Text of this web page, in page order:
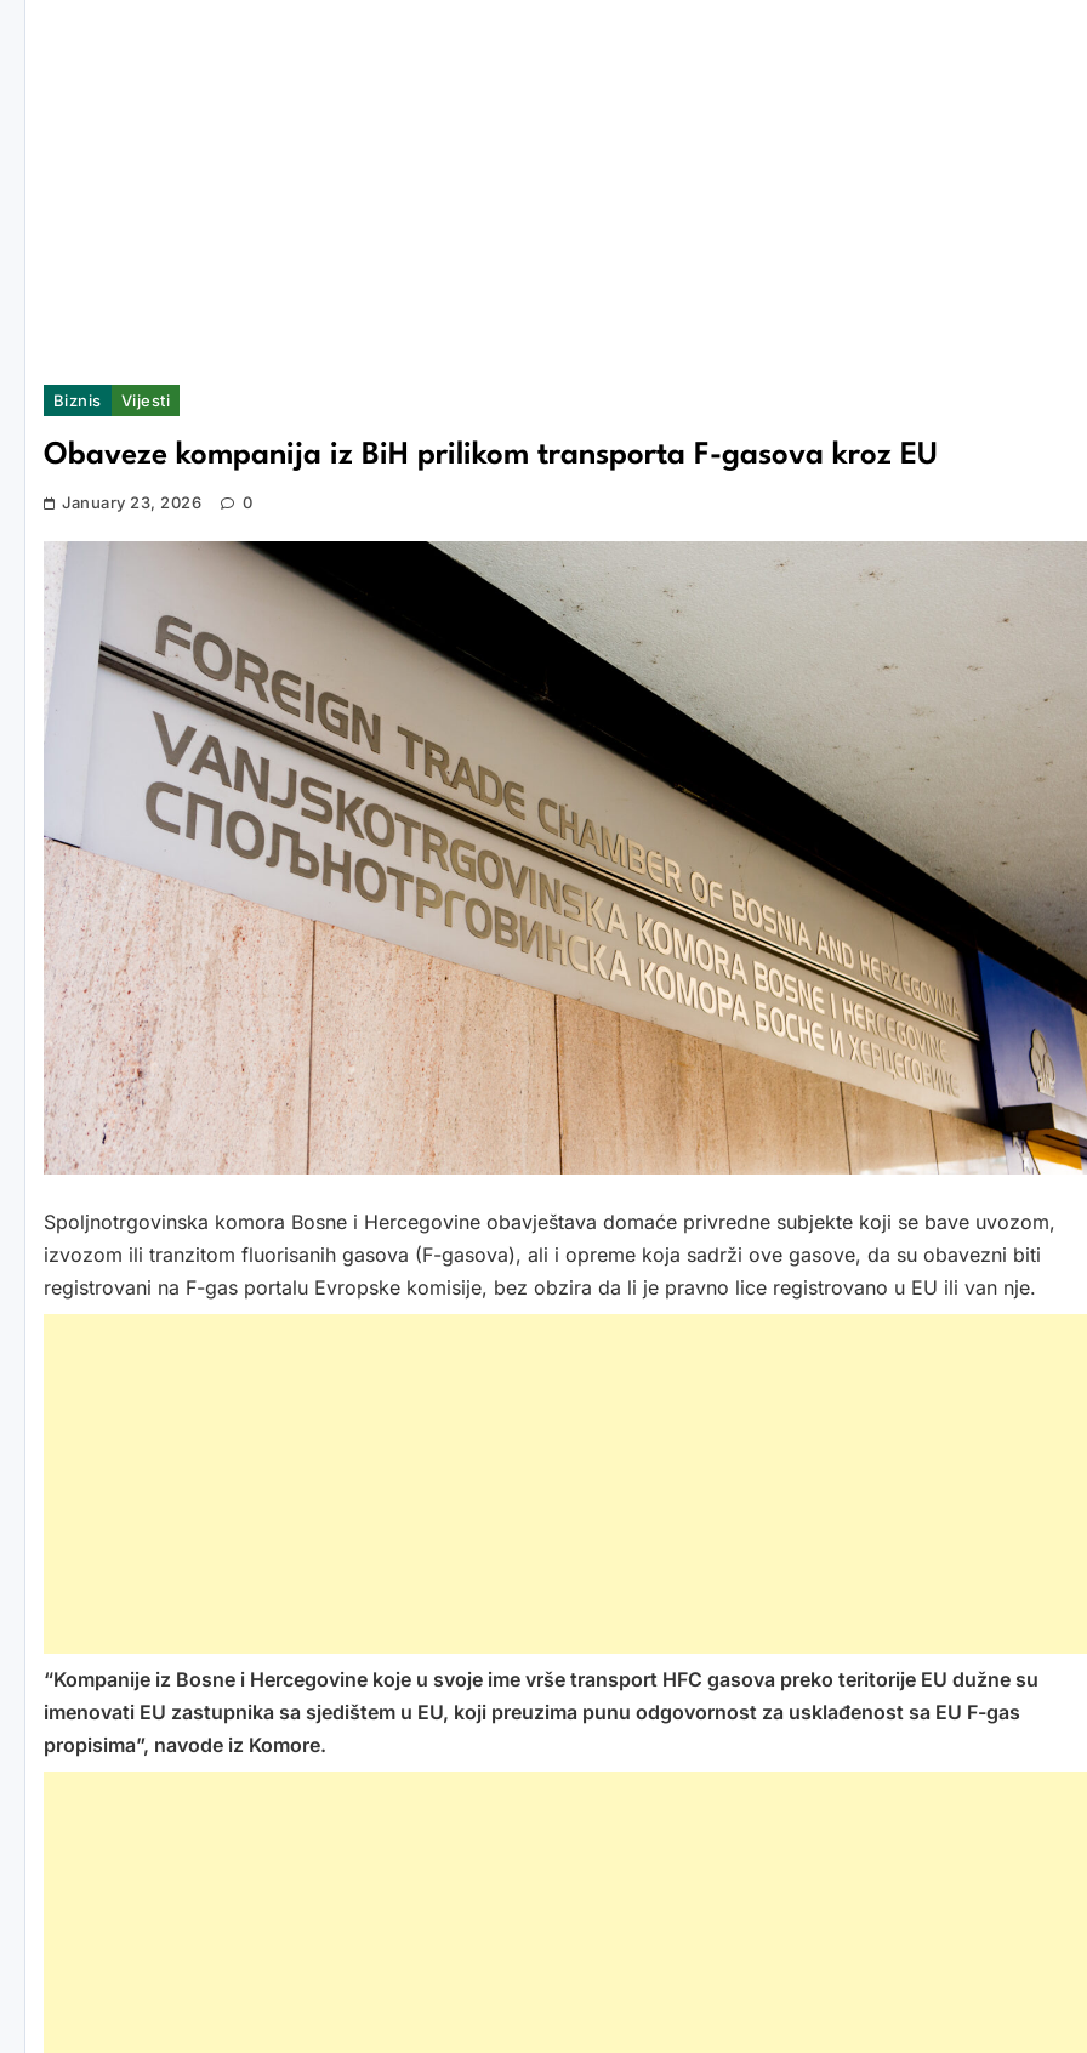
Biznis Vijesti
Obaveze kompanija iz BiH prilikom transporta F-gasova kroz EU
January 23, 2026 0
Spoljnotrgovinska komora Bosne i Hercegovine obavještava domaće privredne subjekte koji se bave uvozom,
izvozom ili tranzitom fluorisanih gasova (F-gasova), ali i opreme koja sadrži ove gasove, da su obavezni biti
registrovani na F-gas portalu Evropske komisije, bez obzira da li je pravno lice registrovano u EU ili van nje.
“Kompanije iz Bosne i Hercegovine koje u svoje ime vrše transport HFC gasova preko teritorije EU dužne su
imenovati EU zastupnika sa sjedištem u EU, koji preuzima punu odgovornost za usklađenost sa EU F-gas
propisima”, navode iz Komore.